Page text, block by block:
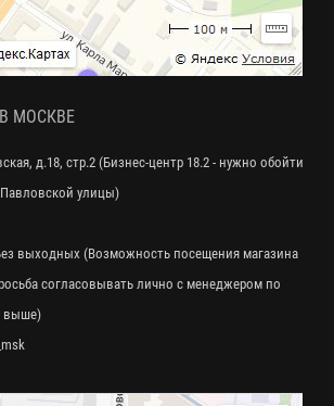
МОСКВЕ
д.18, стр.2 (Бизнес-центр 18.2 - нужно обойти
улицы)
выходных (Возможность посещения магазина
согласовывать лично с менеджером по
выше)